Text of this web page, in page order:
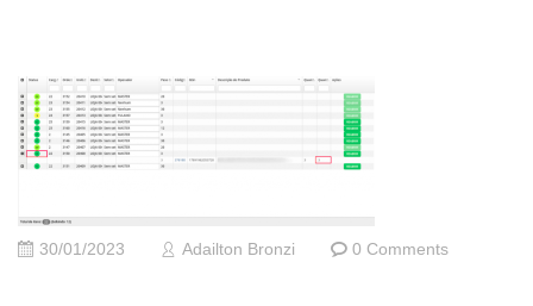
30/01/2023 Adailton Bronzi 0 Comments